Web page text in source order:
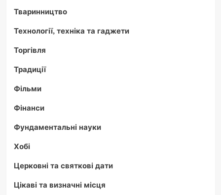
Тваринництво
Технології, техніка та гаджети
Торгівля
Традиції
Фільми
Фінанси
Фундаментальні науки
Хобі
Церковні та святкові дати
Цікаві та визначні місця